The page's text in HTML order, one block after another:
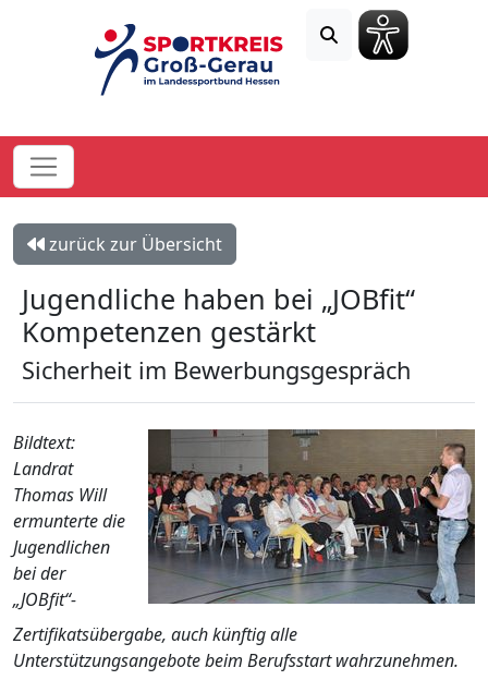
zurück zur Übersicht
Jugendliche haben bei „JOBfit“
Kompetenzen gestärkt
Sicherheit im Bewerbungsgespräch
Bildtext:
Landrat
Thomas Will
ermunterte die
Jugendlichen
bei der
„JOBfit“-
Zertifikatsübergabe, auch künftig alle
Unterstützungsangebote beim Berufsstart wahrzunehmen.